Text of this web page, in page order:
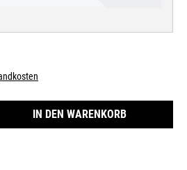
den gewünschten Wert
IN DEN WARENKORB